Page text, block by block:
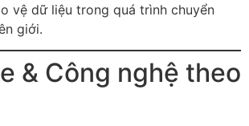
vệ dữ liệu trong quá trình chuyển
giới.
& Công nghệ theo